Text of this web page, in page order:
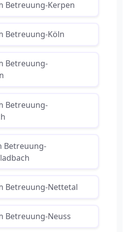
Betreuung-Kerpen
Betreuung-Köln
Betreuung-
Betreuung-
Betreuung-
Betreuung-Nettetal
Betreuung-Neuss